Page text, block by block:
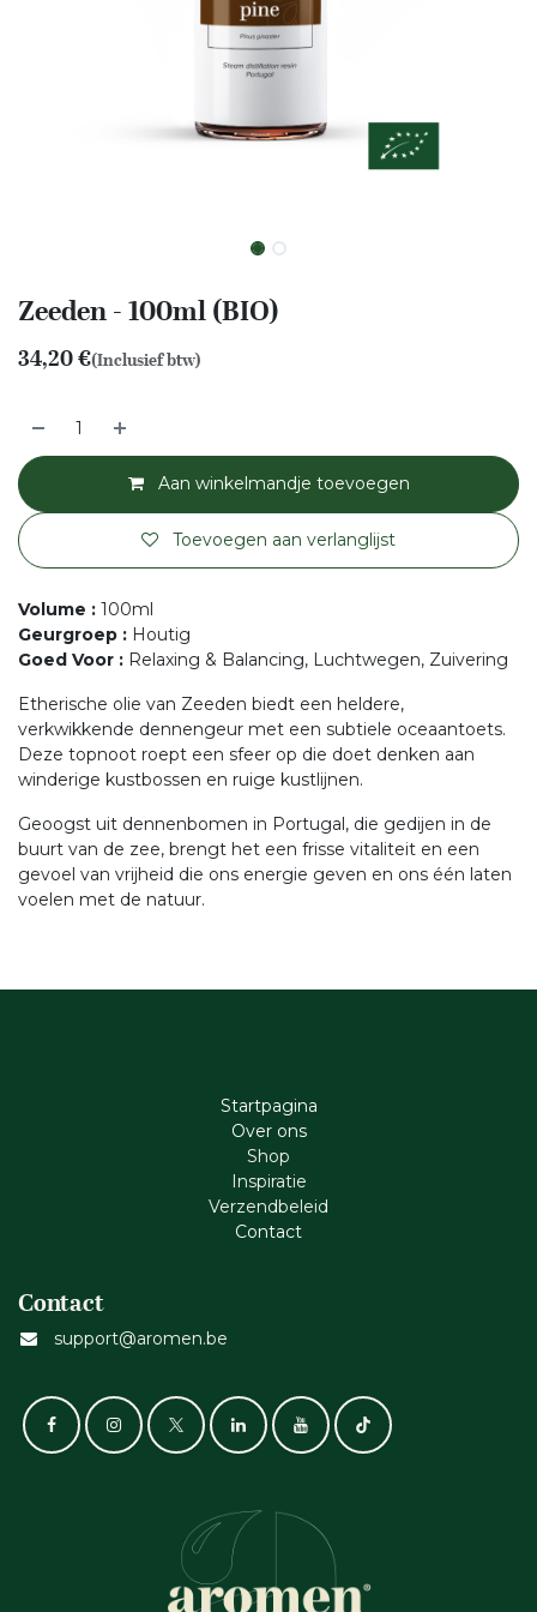
Zeeden - 100ml (BIO)
34,20€(Inclusief btw)
Aan winkelmandje toevoegen
Toevoegen aan verlanglijst
Volume : 100ml
Geurgroep : Houtig
Goed Voor : Relaxing & Balancing, Luchtwegen, Zuivering
Etherische olie van Zeeden biedt een heldere,
verkwikkende dennengeur met een subtiele oceaantoets.
Deze topnoot roept een sfeer op die doet denken aan
winderige kustbossen en ruige kustlijnen.
Geoogst uit dennenbomen in Portugal, die gedijen in de
buurt van de zee, brengt het een frisse vitaliteit en een
gevoel van vrijheid die ons energie geven en ons één laten
voelen met de natuur.
Startpagina
Ove​r​ ons
Shop
Inspiratie
Verzendbeleid
Cont​act
Contact
support@aromen.be